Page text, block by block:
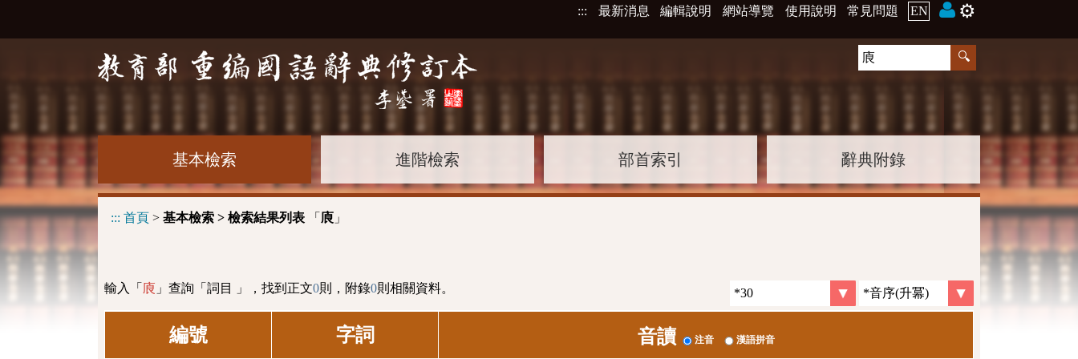
::: 最新消息 編輯說明 網站導覽 使用說明 常見問題 EN ⚙️
基本檢索 進階檢索 部首索引 辭典附錄
::: 首頁 > 基本檢索 > 檢索結果列表 「 㢃 」
輸入「 㢃 」查詢「詞目 」，找到正文0則，附錄0則相關資料。
編號 字詞 音讀 注音 漢語拼音